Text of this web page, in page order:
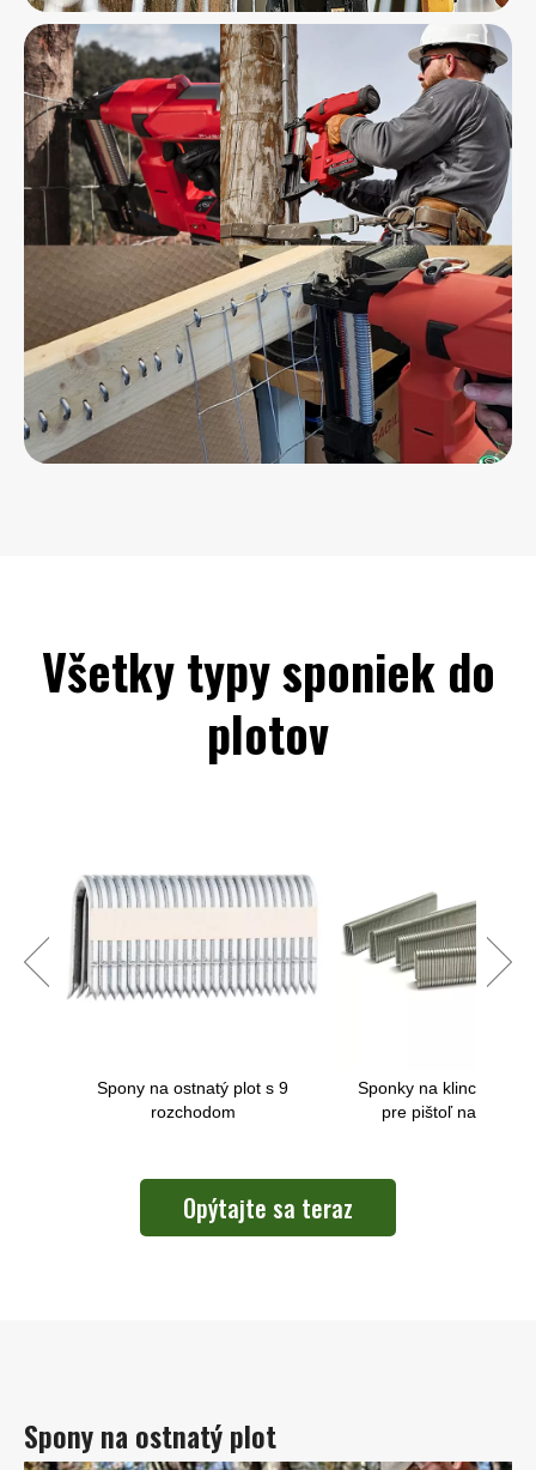
Všetky typy sponiek do
plotov
Spony na ostnatý plot s 9
rozchodom
Sponky na klince v
pre pištoľ na
Opýtajte sa teraz
Spony na ostnatý plot